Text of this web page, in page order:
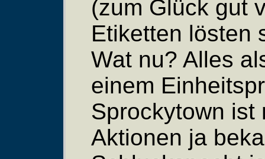
(zum Glück gut
Etiketten lösten
Wat nu? Alles
einem
Sprockytown ist
Aktionen ja